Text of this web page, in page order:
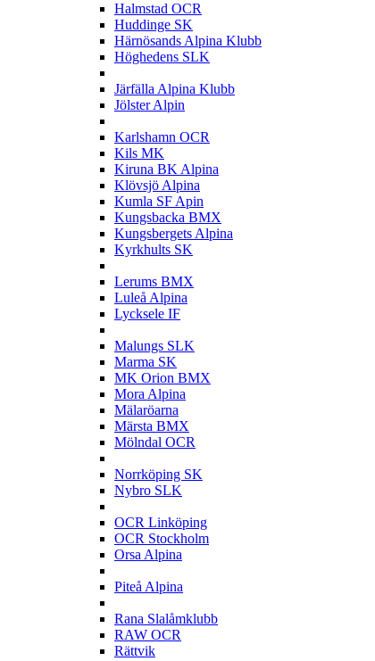
Halmstad OCR
Huddinge SK
Härnösands Alpina Klubb
Höghedens SLK
Järfälla Alpina Klubb
Jölster Alpin
Karlshamn OCR
Kils MK
Kiruna BK Alpina
Klövsjö Alpina
Kumla SF Apin
Kungsbacka BMX
Kungsbergets Alpina
Kyrkhults SK
Lerums BMX
Luleå Alpina
Lycksele IF
Malungs SLK
Marma SK
MK Orion BMX
Mora Alpina
Mälaröarna
Märsta BMX
Mölndal OCR
Norrköping SK
Nybro SLK
OCR Linköping
OCR Stockholm
Orsa Alpina
Piteå Alpina
Rana Slalåmklubb
RAW OCR
Rättvik